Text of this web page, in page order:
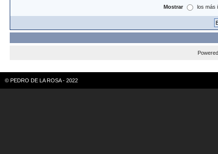
Mostrar los más
© PEDRO DE LA ROSA - 2022